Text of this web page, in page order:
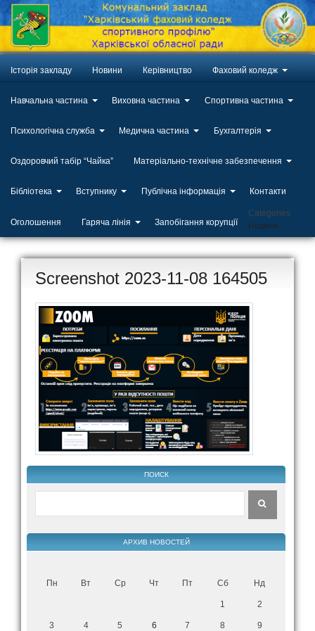
Історія закладу Новини Керівництво Фаховий коледж
Навчальна частина Виховна частина Спортивна частина
Психологічна служба Медична частина Бухгалтерія
Оздоровчий табір “Чайка” Матеріально-технічне забезпечення
Бібліотека Вступнику Публічна інформація Контакти
Оголошення Гаряча лінія Запобігання корупції
Categories
Новини
Screenshot 2023-11-08 164505
ПОИСК
АРХИВ НОВОСТЕЙ
Пн Вт Ср Чт Пт Сб Нд
1 2
3 4 5 6 7 8 9